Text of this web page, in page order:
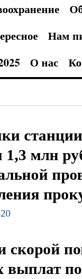
Нам
О нас
1,3 млн
скорой